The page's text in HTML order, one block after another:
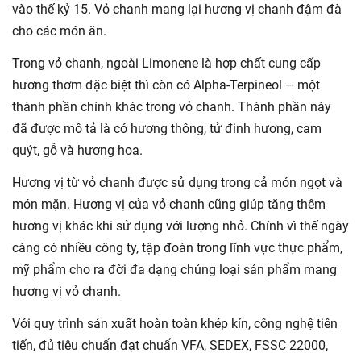
vào thế kỷ 15. Vỏ chanh mang lại hương vị chanh đậm đà
cho các món ăn.
Trong vỏ chanh, ngoài Limonene là hợp chất cung cấp
hương thơm đặc biệt thì còn có Alpha-Terpineol – một
thành phần chính khác trong vỏ chanh. Thành phần này
đã được mô tả là có hương thông, tử đinh hương, cam
quýt, gỗ và hương hoa.
Hương vị từ vỏ chanh được sử dụng trong cả món ngọt và
món mặn. Hương vị của vỏ chanh cũng giúp tăng thêm
hương vị khác khi sử dụng với lượng nhỏ. Chính vì thế ngày
càng có nhiều công ty, tập đoàn trong lĩnh vực thực phẩm,
mỹ phẩm cho ra đời đa dạng chủng loại sản phẩm mang
hương vị vỏ chanh.
Với quy trình sản xuất hoàn toàn khép kín, công nghệ tiên
tiến, đủ tiêu chuẩn đạt chuẩn VFA, SEDEX, FSSC 22000,